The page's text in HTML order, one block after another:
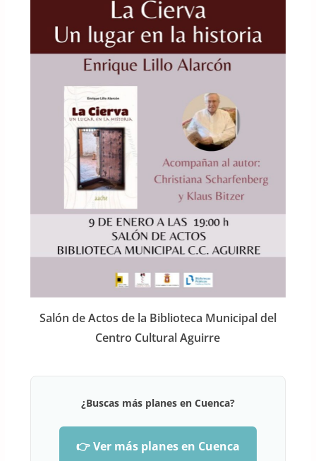
Salón de Actos de la Biblioteca Municipal del
Centro Cultural Aguirre
¿Buscas más planes en Cuenca?
👉 Ver más planes en Cuenca